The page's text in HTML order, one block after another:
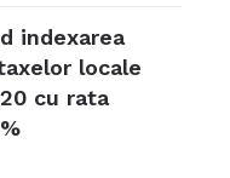
indexarea
locale
cu rata